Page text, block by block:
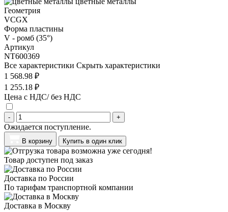
Геометрия
VCGX
Форма пластины
V - ромб (35°)
Артикул
NT600369
Все характеристики Скрыть характеристики
1 568.98 ₽
1 255.18 ₽
Цена с НДС/ без НДС
- +
Ожидается поступление.
В корзину Купить в один клик
Товар доступен под заказ
Доставка по России
По тарифам транспортной компании
Доставка в Москву